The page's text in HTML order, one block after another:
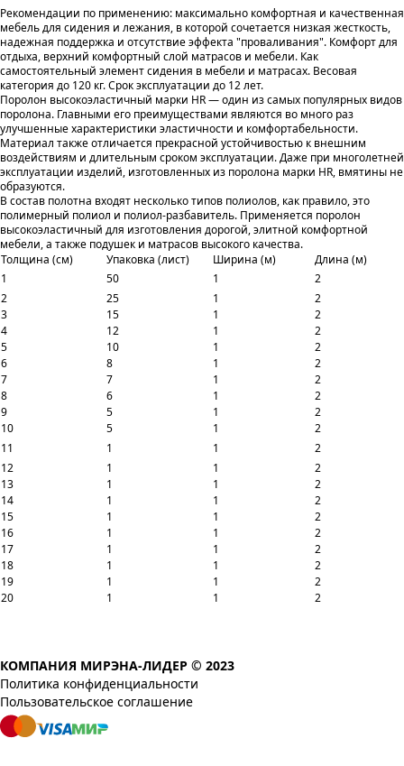
Рекомендации по применению: максимально комфортная и качественная
мебель для сидения и лежания, в которой сочетается низкая жесткость,
надежная поддержка и отсутствие эффекта "проваливания". Комфорт для
отдыха, верхний комфортный слой матрасов и мебели. Как
самостоятельный элемент сидения в мебели и матрасах. Весовая
категория до 120 кг. Срок эксплуатации до 12 лет.
Поролон высокоэластичный марки HR — один из самых популярных видов
поролона. Главными его преимуществами являются во много раз
улучшенные характеристики эластичности и комфортабельности.
Материал также отличается прекрасной устойчивостью к внешним
воздействиям и длительным сроком эксплуатации. Даже при многолетней
эксплуатации изделий, изготовленных из поролона марки HR, вмятины не
образуются.
В состав полотна входят несколько типов полиолов, как правило, это
полимерный полиол и полиол-разбавитель. Применяется поролон
высокоэластичный для изготовления дорогой, элитной комфортной
мебели, а также подушек и матрасов высокого качества.
Толщина (см)
Упаковка (лист) Ширина (м)
Длина (м)
1
50 1
2
2
25 1
2
3
15 1
2
4
12 1
2
5
10 1
2
6
8 1
2
7
7 1
2
8
6 1
2
9
5 1
2
10
5 1
2
11
1 1
2
12
1 1
2
13
1 1
2
14
1 1
2
15
1 1
2
16
1 1
2
17
1 1
2
18
1 1
2
19
1 1
2
20
1 1 2
КОМПАНИЯ МИРЭНА-ЛИДЕР © 2023
Политика конфиденциальности
Пользовательское соглашение